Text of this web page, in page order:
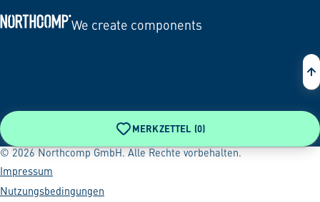
We create components
MERKZETTEL (0)
© 2026 Northcomp GmbH. Alle Rechte vorbehalten.
Impressum
Nutzungsbedingungen